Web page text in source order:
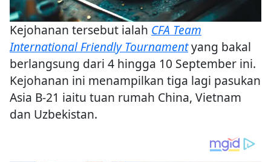
Kejohanan tersebut ialah CFA Team
International Friendly Tournamentyang bakal
berlangsung dari 4 hingga 10 September ini.
Kejohanan ini menampilkan tiga lagi pasukan
Asia B-21 iaitu tuan rumah China, Vietnam
dan Uzbekistan.